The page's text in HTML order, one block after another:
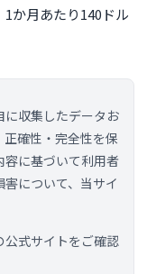
か月あたり140ドル
収集したデータお
確性・完全性を保
容に基づいて利用者
について、当サイ
式サイトをご確認